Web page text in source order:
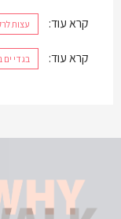
קרא עוד: עצות
קרא עוד: בגדי ים